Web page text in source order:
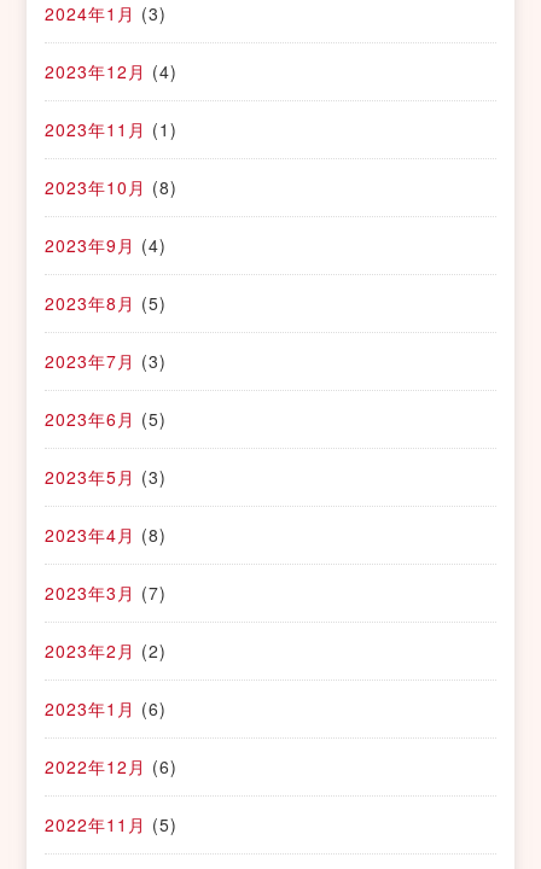
2024年1月 (3)
2023年12月 (4)
2023年11月 (1)
2023年10月 (8)
2023年9月 (4)
2023年8月 (5)
2023年7月 (3)
2023年6月 (5)
2023年5月 (3)
2023年4月 (8)
2023年3月 (7)
2023年2月 (2)
2023年1月 (6)
2022年12月 (6)
2022年11月 (5)